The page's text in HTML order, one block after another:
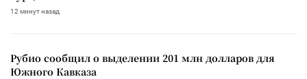
12 минут назад
Рубио сообщил о выделении 201 млн долларов для
Южного Кавказа